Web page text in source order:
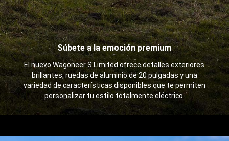
Súbete a la emoción premium
,
El nuevo Wagoneer S Limited ofrece detalles exteriores
brillantes, ruedas de aluminio de 20 pulgadas y una
variedad de características disponibles que te permiten
personalizar tu estilo totalmente eléctrico.
,